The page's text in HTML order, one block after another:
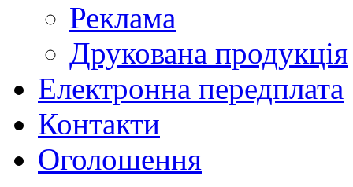
Реклама
Друкована продукція
Електронна передплата
Контакти
Оголошення